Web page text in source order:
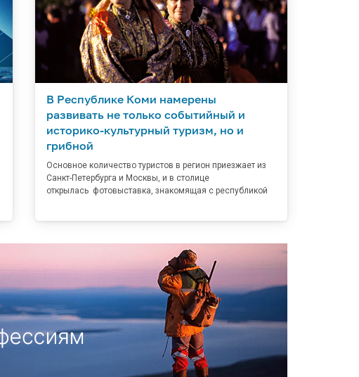
В Республике Коми намерены
развивать не только событийный и
историко-культурный туризм, но и
грибной
Основное количество туристов в регион приезжает из
Санкт-Петербурга и Москвы, и в столице
открылась фотовыставка, знакомящая с республикой